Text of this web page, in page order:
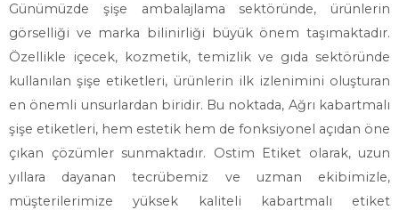
Günümüzde şişe ambalajlama sektöründe, ürünlerin
görselliği ve marka bilinirliği büyük önem taşımaktadır.
Özellikle içecek, kozmetik, temizlik ve gıda sektöründe
kullanılan şişe etiketleri, ürünlerin ilk izlenimini oluşturan
en önemli unsurlardan biridir. Bu noktada, Ağrı kabartmalı
şişe etiketleri, hem estetik hem de fonksiyonel açıdan öne
çıkan çözümler sunmaktadır. Ostim Etiket olarak, uzun
yıllara dayanan tecrübemiz ve uzman ekibimizle,
müşterilerimize yüksek kaliteli kabartmalı etiket